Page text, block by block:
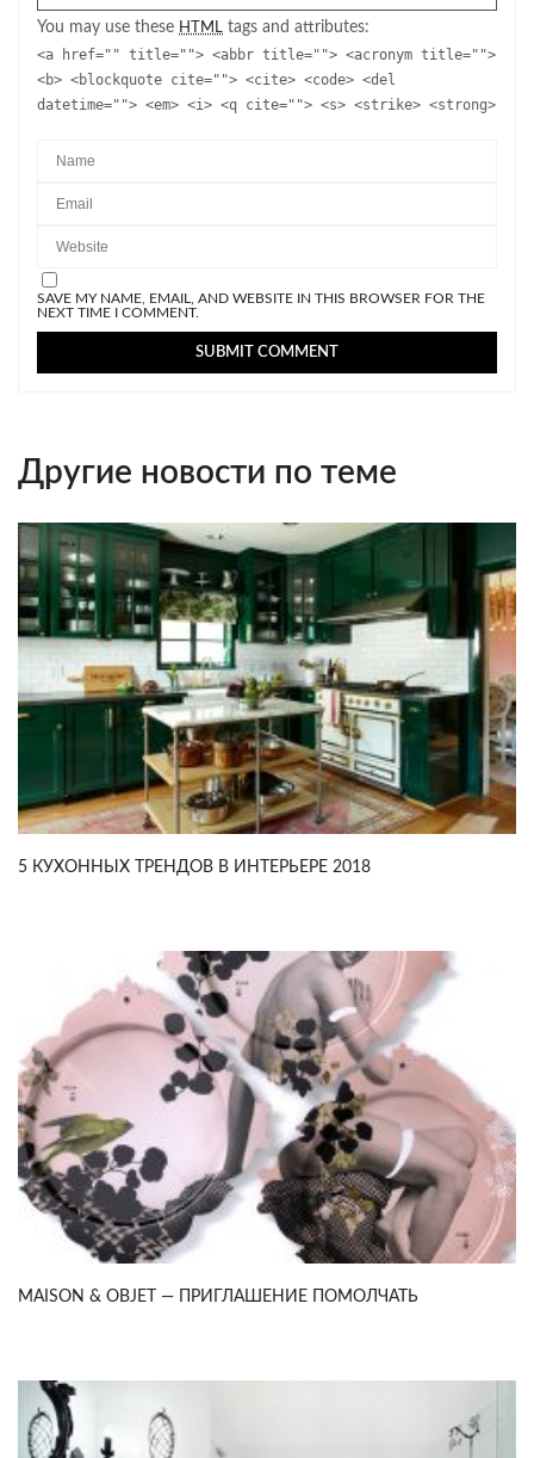
You may use these HTML tags and attributes:
<a href="" title=""> <abbr title=""> <acronym title="">
<b> <blockquote cite=""> <cite> <code> <del
datetime=""> <em> <i> <q cite=""> <s> <strike> <strong>
SAVE MY NAME, EMAIL, AND WEBSITE IN THIS BROWSER FOR THE
NEXT TIME I COMMENT.
Другие новости по теме
5 КУХОННЫХ ТРЕНДОВ В ИНТЕРЬЕРЕ 2018
MAISON & OBJET — ПРИГЛАШЕНИЕ ПОМОЛЧАТЬ